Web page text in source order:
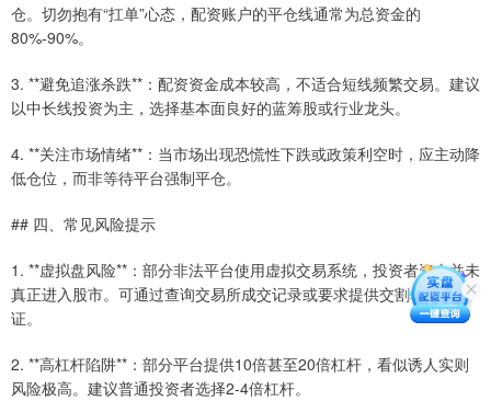
仓。切勿抱有“扛单”心态，配资账户的平仓线通常为总资金的
80%-90%。
3. **避免追涨杀跌**：配资资金成本较高，不适合短线频繁交易。建议
以中长线投资为主，选择基本面良好的蓝筹股或行业龙头。
4. **关注市场情绪**：当市场出现恐慌性下跌或政策利空时，应主动降
低仓位，而非等待平台强制平仓。
## 四、常见风险提示
1. **虚拟盘风险**：部分非法平台使用虚拟交易系统，投资者资金并未
真正进入股市。可通过查询交易所成交记录或要求提供交割单来验
证。
2. **高杠杆陷阱**：部分平台提供10倍甚至20倍杠杆，看似诱人实则
风险极高。建议普通投资者选择2-4倍杠杆。